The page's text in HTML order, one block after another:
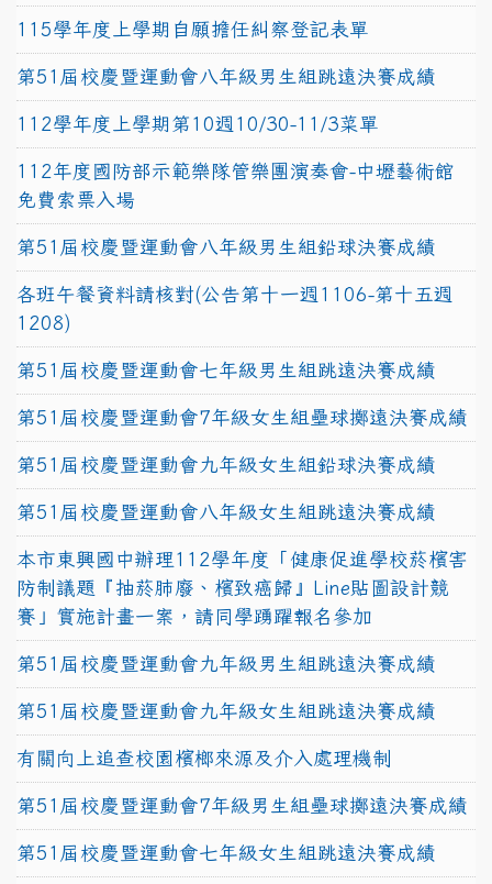
115學年度上學期自願擔任糾察登記表單
第51屆校慶暨運動會八年級男生組跳遠決賽成績
112學年度上學期第10週10/30-11/3菜單
112年度國防部示範樂隊管樂團演奏會-中壢藝術館
免費索票入場
第51屆校慶暨運動會八年級男生組鉛球決賽成績
各班午餐資料請核對(公告第十一週1106-第十五週
1208)
第51屆校慶暨運動會七年級男生組跳遠決賽成績
第51屆校慶暨運動會7年級女生組壘球擲遠決賽成績
第51屆校慶暨運動會九年級女生組鉛球決賽成績
第51屆校慶暨運動會八年級女生組跳遠決賽成績
本市東興國中辦理112學年度「健康促進學校菸檳害
防制議題『抽菸肺廢、檳致癌歸』Line貼圖設計競
賽」實施計畫一案，請同學踴躍報名參加
第51屆校慶暨運動會九年級男生組跳遠決賽成績
第51屆校慶暨運動會九年級女生組跳遠決賽成績
有關向上追查校園檳榔來源及介入處理機制
第51屆校慶暨運動會7年級男生組壘球擲遠決賽成績
第51屆校慶暨運動會七年級女生組跳遠決賽成績